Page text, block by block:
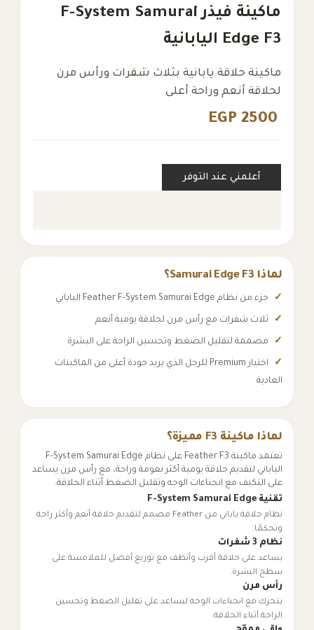
ماكينة فيذر F-System Samurai
يابانية بثلاث شفرات ورأس مرن
وراحة أعلى
عند التوفر
مع رأس مرن لحلاقة يومية أنعم
لتقليل الضغط وتحسين الراحة على البشرة
اختيار Premium للرجل الذي يريد جودة أعلى من الماكينات
تعتمد ماكينة Feather F3 على نظام F-System Samurai Edge
حلاقة يومية أكثر نعومة وراحة، مع رأس مرن يساعد
مع انحناءات الوجه وتقليل الضغط أثناء الحلاقة.
نظام حلاقة ياباني من Feather مصمم لتقديم حلاقة أنعم وأكثر راحة
حلاقة أقرب وأنظف مع توزيع أفضل للملامسة على
الوجه ليساعد على تقليل الضغط وتحسين
الحلاقة.